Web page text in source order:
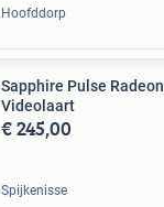
Hoofddorp
Sapphire Pulse
Videolaart
€ 245,00
Spijkenisse